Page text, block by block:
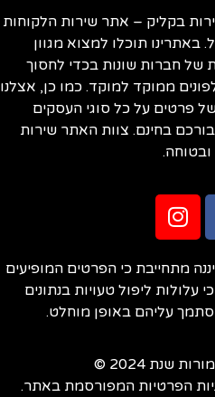
בקליק – אתר שירות הלקוחות
תוכלו למצוא מגוון
חברות שונות בכדי לחסוך
ממוקד למוקד. כמו כן, אצלנו
פרטים על כל סוגי העסקים
בחינם. צוות האתר שירות
מתחייבת כי הפרטים המופיעים
עלולות ליפול טעויות בנתונים
עליהם באופן מוחלט.
שנת 2024 ©
הפרטיות המפורסמת באתר.